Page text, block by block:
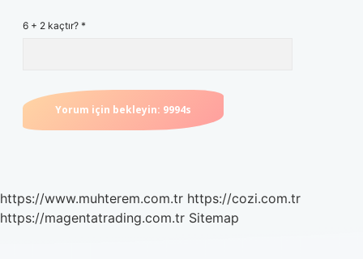
6 + 2 kaçtır? *
https://www.muhterem.com.tr https://cozi.com.tr
https://magentatrading.com.tr Sitemap